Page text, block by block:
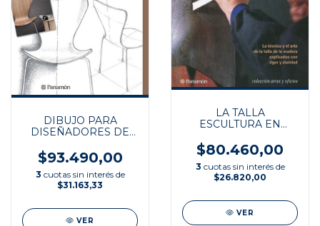
DIBUJO PARA
DISEÑADORES DE
$93.490,00
3 cuotas sin interés de
$31.163,33
VER
LA TALLA
ESCULTURA EN
OFI
$80.460,00
3 cuotas sin interés de
$26.820,00
VER